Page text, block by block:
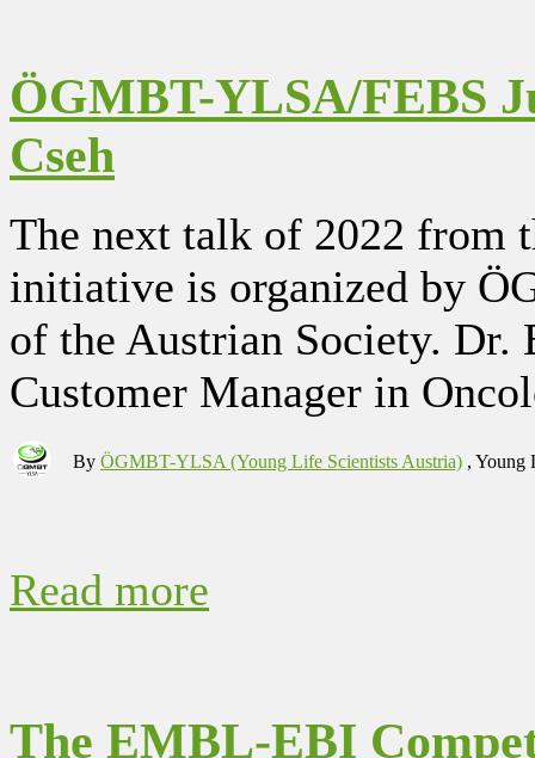
ÖGMBT-YLSA/FEBS
Cseh
The next talk of 2022 from
initiative is organized by
of the Austrian Society. Dr.
Customer Manager in
By ÖGMBT-YLSA (Young Life Scientists Austria) , Young
Read more
The EMBL-EBI